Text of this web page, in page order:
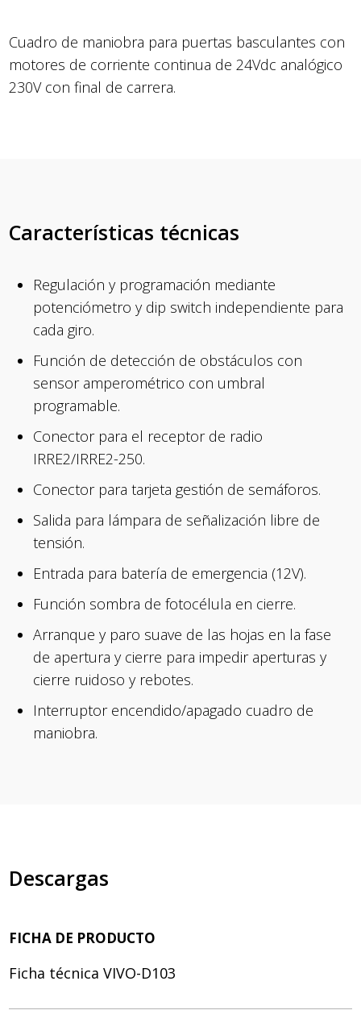
Cuadro de maniobra para puertas basculantes con
motores de corriente continua de 24Vdc analógico
230V con final de carrera.
Características técnicas
Regulación y programación mediante
potenciómetro y dip switch independiente para
cada giro.
Función de detección de obstáculos con
sensor amperométrico con umbral
programable.
Conector para el receptor de radio
IRRE2/IRRE2-250.
Conector para tarjeta gestión de semáforos.
Salida para lámpara de señalización libre de
tensión.
Entrada para batería de emergencia (12V).
Función sombra de fotocélula en cierre.
Arranque y paro suave de las hojas en la fase
de apertura y cierre para impedir aperturas y
cierre ruidoso y rebotes.
Interruptor encendido/apagado cuadro de
maniobra.
Descargas
FICHA DE PRODUCTO
Ficha técnica VIVO-D103